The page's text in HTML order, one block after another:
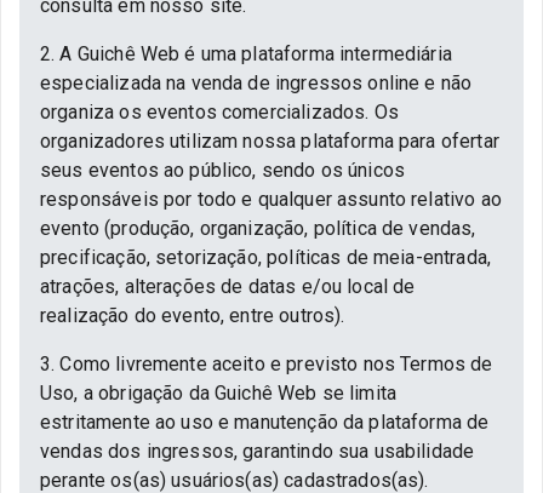
consulta em nosso site.
2. A Guichê Web é uma plataforma intermediária
especializada na venda de ingressos online e não
organiza os eventos comercializados. Os
organizadores utilizam nossa plataforma para ofertar
seus eventos ao público, sendo os únicos
responsáveis por todo e qualquer assunto relativo ao
evento (produção, organização, política de vendas,
precificação, setorização, políticas de meia-entrada,
atrações, alterações de datas e/ou local de
realização do evento, entre outros).
3. Como livremente aceito e previsto nos Termos de
Uso, a obrigação da Guichê Web se limita
estritamente ao uso e manutenção da plataforma de
vendas dos ingressos, garantindo sua usabilidade
perante os(as) usuários(as) cadastrados(as).